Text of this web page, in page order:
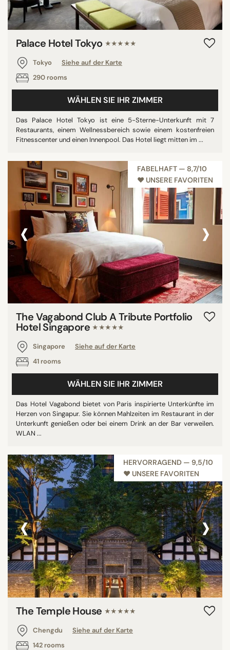
Palace Hotel Tokyo ★★★★★
Tokyo
Siehe auf der Karte
290 rooms
WÄHLEN SIE IHR ZIMMER
Das Palace Hotel Tokyo ist eine 5-Sterne-Unterkunft mit 7
Restaurants, einem Wellnessbereich sowie einem kostenfreien
Fitnesscenter und einen Innenpool. Das Hotel liegt mitten im ...
FABELHAFT — 8,7/10
♥︎ UNSERE FAVORITEN
‹ ›
The Vagabond Club A Tribute Portfolio
Hotel Singapore ★★★★★
Singapore
Siehe auf der Karte
41 rooms
WÄHLEN SIE IHR ZIMMER
Das Hotel Vagabond bietet von Paris inspirierte Unterkünfte im
Herzen von Singapur. Sie können Mahlzeiten im Restaurant in der
Unterkunft genießen oder bei einem Drink an der Bar verweilen.
WLAN ...
HERVORRAGEND — 9,5/10
♥︎ UNSERE FAVORITEN
‹ ›
The Temple House ★★★★★
Chengdu
Siehe auf der Karte
142 rooms